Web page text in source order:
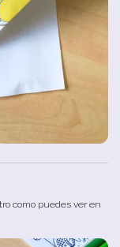
como puedes ver en